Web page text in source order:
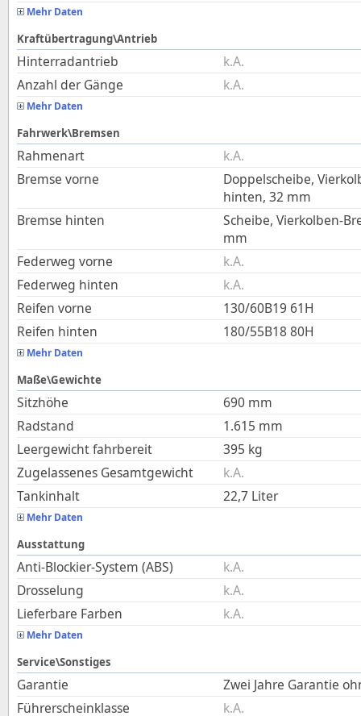
Mehr Daten
Kraftübertragung\Antrieb
Hinterradantrieb
k.A.
Anzahl der Gänge
k.A.
Mehr Daten
Fahrwerk\Bremsen
Rahmenart
k.A.
Bremse vorne
Doppelscheibe,
hinten, 32 mm
Bremse hinten
Scheibe, Vierkolben-
mm
Federweg vorne
k.A.
Federweg hinten
k.A.
Reifen vorne
130/60B19 61H
Reifen hinten
180/55B18 80H
Mehr Daten
Maße\Gewichte
Sitzhöhe 690 mm
Radstand
1.615 mm
Leergewicht fahrbereit
395 kg
Zugelassenes Gesamtgewicht
k.A.
Tankinhalt
22,7 Liter
Mehr Daten
Ausstattung
Anti-Blockier-System (ABS)
k.A.
Drosselung
k.A.
Lieferbare Farben
k.A.
Mehr Daten
Service\Sonstiges
Garantie
Zwei Jahre Garantie
Führerscheinklasse
k.A.